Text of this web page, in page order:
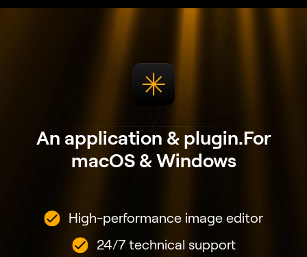
An application & plugin.For
macOS & Windows
High-performance image editor
24/7 technical support